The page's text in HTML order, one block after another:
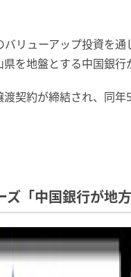
リューアップ投資を
を地盤とする中国銀行
契約が締結され、同
「中国銀行が地